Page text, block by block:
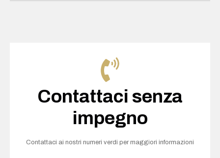
Contattaci senza
impegno
Contattaci ai nostri numeri verdi per maggiori informazioni